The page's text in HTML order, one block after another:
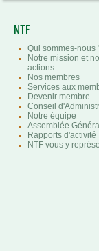
NTF
Qui sommes-nous
Notre mission et
actions
Nos membres
Services aux
Devenir membre
Conseil
Notre équipe
Assemblée
Rapports d'activité
NTF vous y